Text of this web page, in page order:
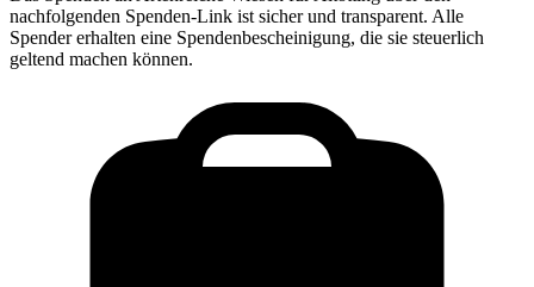
nachfolgenden Spenden-Link ist sicher und transparent. Alle
Spender erhalten eine Spendenbescheinigung, die sie steuerlich
geltend machen können.